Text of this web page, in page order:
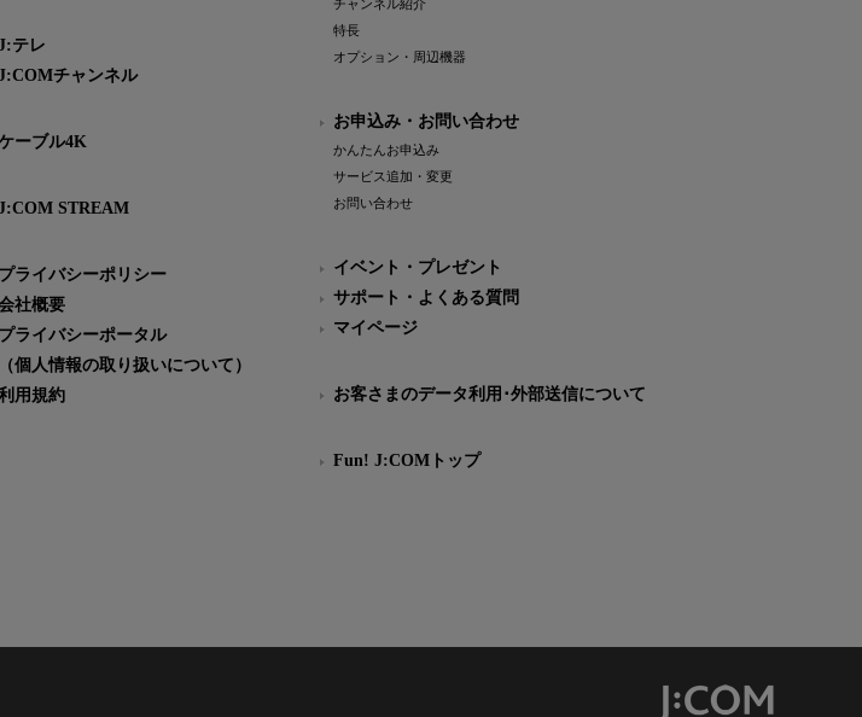
テレ
チャンネル
ーブル4K
STREAM
プライバシーポリシー
社概要
プライバシーポータル
（個人情報の取り扱いについて）
用規約
チャンネル紹介
特長
オプション・周辺機器
お申込み・お問い合わせ
かんたんお申込み
サービス追加・変更
お問い合わせ
イベント・プレゼント
サポート・よくある質問
マイページ
お客さまのデータ利用･外部送信について
Fun! J:COMトップ